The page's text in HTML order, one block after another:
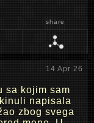
share
14 Apr 26
sa kojim sam
napisala
zbog svega